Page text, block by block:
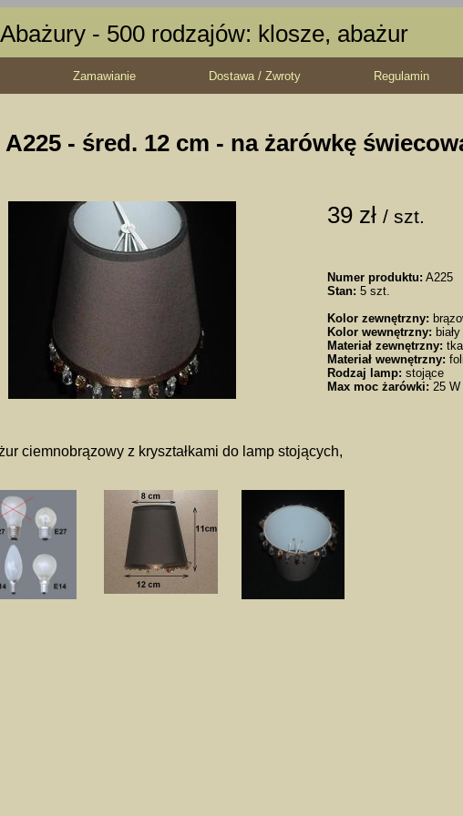
Abażury - 500 rodzajów: klosze, abażur
Zamawianie Dostawa / Zwroty Regulamin
A225 - śred. 12 cm - na żarówkę
39 zł / szt.
Numer produktu: A225
Stan: 5 szt.
Kolor zewnętrzny:
Kolor wewnętrzny: biały
Materiał zewnętrzny:
Materiał wewnętrzny:
Rodzaj lamp: stojące
Max moc żarówki: 25 W
ciemnobrązowy z kryształkami do lamp stojących,